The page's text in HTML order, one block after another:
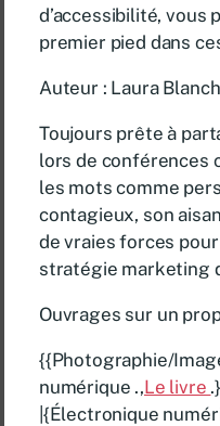
d’accessibilité,
premier pied dans
Auteur : Laura
Toujours prête à
lors de conférences
les mots comme
contagieux, son
de vraies forces
stratégie marketing
Ouvrages sur un
{{Photographie/
numérique .,Le livre
|{Électronique